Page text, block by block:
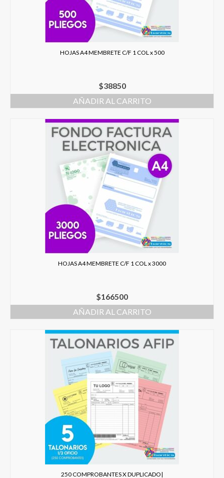
HOJAS A4 MEMBRETE C/F 1 COL x 500
$38850
AÑADIR AL CARRITO
HOJAS A4 MEMBRETE C/F 1 COL x 3000
$166500
AÑADIR AL CARRITO
250 COMPROBANTES X DUPLICADO|